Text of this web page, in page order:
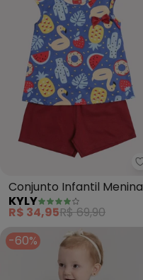
Conjunto Infantil Menina
Estampa Frutas (Azul)
KYLY
R$ 34,95R$ 69,90
-60%